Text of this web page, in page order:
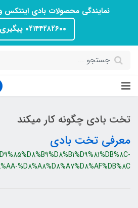
نمایندگی محصولات بادی
۰۲۱۴۴۲۸۲۶۰۰ پیگیری سفارش
تخت بادی چگونه کار میکند
معرفی تخت بادی
%D8%A8%D8%A7%D8%AF%DB%8C